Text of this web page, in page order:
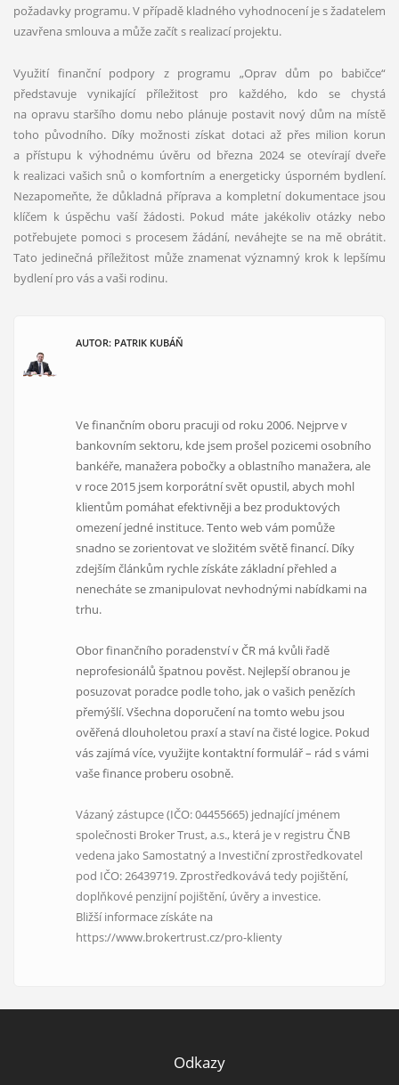
požadavky programu. V případě kladného vyhodnocení je s žadatelem
uzavřena smlouva a může začít s realizací projektu.
Využití finanční podpory z programu „Oprav dům po babičce“
představuje vynikající příležitost pro každého, kdo se chystá
na opravu staršího domu nebo plánuje postavit nový dům na místě
toho původního. Díky možnosti získat dotaci až přes milion korun
a přístupu k výhodnému úvěru od března 2024 se otevírají dveře
k realizaci vašich snů o komfortním a energeticky úsporném bydlení.
Nezapomeňte, že důkladná příprava a kompletní dokumentace jsou
klíčem k úspěchu vaší žádosti. Pokud máte jakékoliv otázky nebo
potřebujete pomoci s procesem žádání, neváhejte se na mě obrátit.
Tato jedinečná příležitost může znamenat významný krok k lepšímu
bydlení pro vás a vaši rodinu.
AUTOR: PATRIK KUBÁŇ
Ve finančním oboru pracuji od roku 2006. Nejprve v
bankovním sektoru, kde jsem prošel pozicemi osobního
bankéře, manažera pobočky a oblastního manažera, ale
v roce 2015 jsem korporátní svět opustil, abych mohl
klientům pomáhat efektivněji a bez produktových
omezení jedné instituce. Tento web vám pomůže
snadno se zorientovat ve složitém světě financí. Díky
zdejším článkům rychle získáte základní přehled a
nenecháte se zmanipulovat nevhodnými nabídkami na
trhu.
Obor finančního poradenství v ČR má kvůli řadě
neprofesionálů špatnou pověst. Nejlepší obranou je
posuzovat poradce podle toho, jak o vašich penězích
přemýšlí. Všechna doporučení na tomto webu jsou
ověřená dlouholetou praxí a staví na čisté logice. Pokud
vás zajímá více, využijte kontaktní formulář – rád s vámi
vaše finance proberu osobně.
Vázaný zástupce (IČO: 04455665) jednající jménem
společnosti Broker Trust, a.s., která je v registru ČNB
vedena jako Samostatný a Investiční zprostředkovatel
pod IČO: 26439719. Zprostředkovává tedy pojištění,
doplňkové penzijní pojištění, úvěry a investice.
Bližší informace získáte na
https://www.brokertrust.cz/pro-klienty
Odkazy